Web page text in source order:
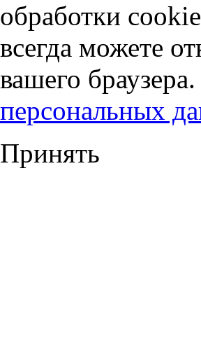
обработки
всегда можете
вашего
персональных
Принять